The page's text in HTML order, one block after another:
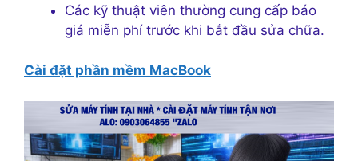
Các kỹ thuật viên thường cung cấp báo
giá miễn phí trước khi bắt đầu sửa chữa.
Cài đặt phần mềm MacBook